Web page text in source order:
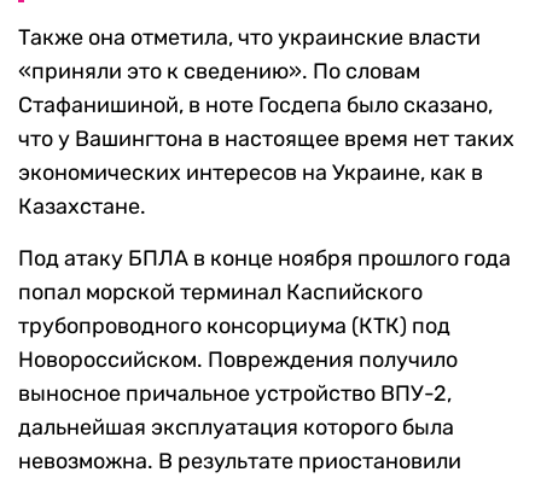
Также она отметила, что украинские власти
«приняли это к сведению». По словам
Стафанишиной, в ноте Госдепа было сказано,
что у Вашингтона в настоящее время нет таких
экономических интересов на Украине, как в
Казахстане.
Под атаку БПЛА в конце ноября прошлого года
попал морской терминал Каспийского
трубопроводного консорциума (КТК) под
Новороссийском. Повреждения получило
выносное причальное устройство ВПУ-2,
дальнейшая эксплуатация которого была
невозможна. В результате приостановили